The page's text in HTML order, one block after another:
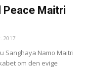
Peace Maitri
2017
Sanghaya Namo Maitri
om den evige